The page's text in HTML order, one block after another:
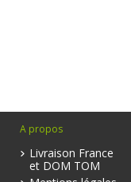
A propos
Livraison France
et DOM TOM